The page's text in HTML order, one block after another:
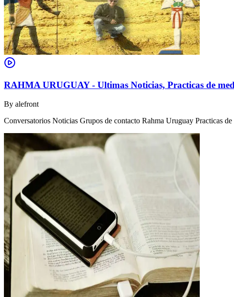
RAHMA URUGUAY - Ultimas Noticias, Practicas de
By alefront
Conversatorios Noticias Grupos de contacto Rahma Uruguay Practicas